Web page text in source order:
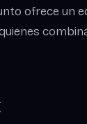
ofrece un